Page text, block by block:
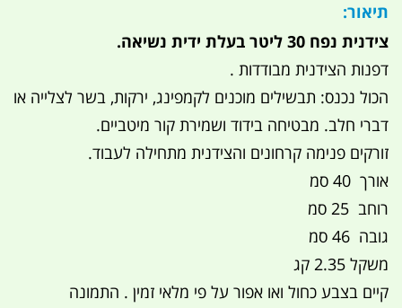
תיאור:
צידנית נפח 30
ליטר בעלת ידית נשיאה.
דפנות הצידנית מבודדות .
הכול נכנס: תבשילים מוכנים לקמפינג, ירקות, בשר לצלייה או
דברי חלב. מבטיחה בידוד ושמירת קור מיטביים.
זורקים פנימה קרחונים והצידנית מתחילה לעבוד.
אורך 40 סמ
רוחב 25 סמ
גובה 46 סמ
משקל 2.35 קג
קיים בצבע כחול ואו אפור על פי מלאי זמין . התמונה